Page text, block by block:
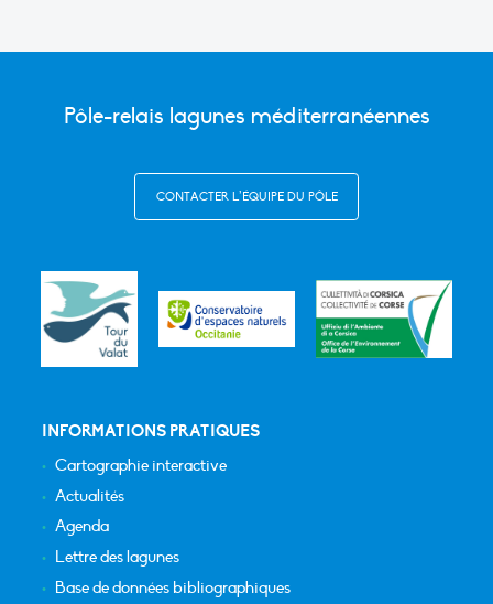
Pôle-relais lagunes méditerranéennes
CONTACTER L’ÉQUIPE DU PÔLE
INFORMATIONS PRATIQUES
Cartographie interactive
Actualités
Agenda
Lettre des lagunes
Base de données bibliographiques